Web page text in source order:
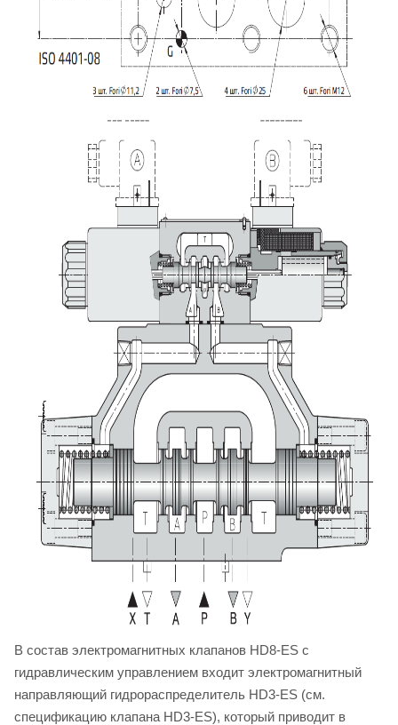
В состав электромагнитных клапанов HD8-ES с
гидравлическим управлением входит электромагнитный
направляющий гидрораспределитель HD3-ES (см.
спецификацию клапана HD3-ES), который приводит в